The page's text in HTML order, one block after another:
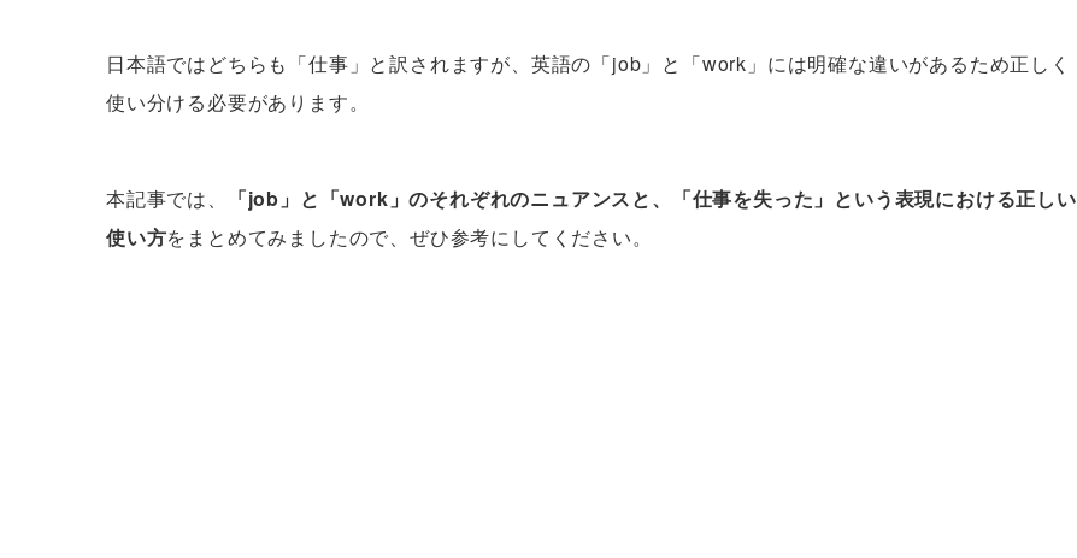
日本語ではどちらも「仕事」と訳されますが、英語の「job」と「work」には明確な違いがあるため正しく
使い分ける必要があります。
本記事では、
「job」と「work」のそれぞれのニュアンスと、「仕事を失った」という表現における正しい
使い方をまとめてみましたので、ぜひ参考にしてください。